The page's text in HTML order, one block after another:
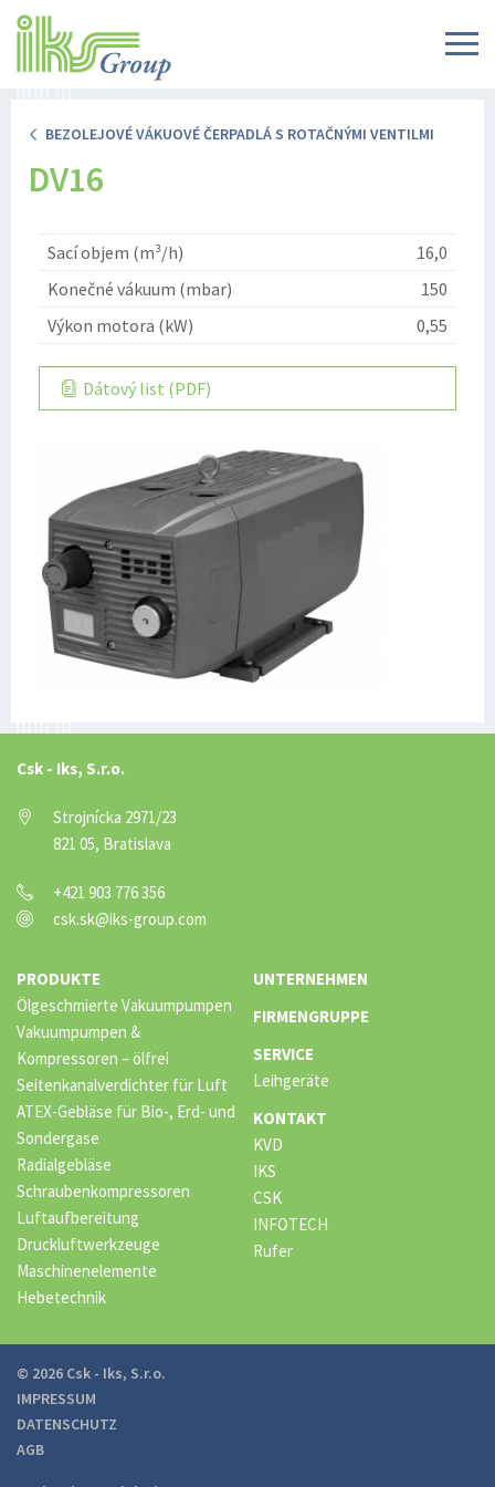
BEZOLEJOVÉ VÁKUOVÉ ČERPADLÁ S ROTAČNÝMI VENTILMI
DV16
Sací objem (m³/h)
16,0
Konečné vákuum (mbar)
150
Výkon motora (kW)
0,55
Dátový list (PDF)
Csk - Iks, S.r.o.
Strojnícka 2971/23
821 05, Bratislava
+421 903 776 356
csk.sk@iks-group.com
PRODUKTE
Ölgeschmierte Vakuumpumpen
Vakuumpumpen &
Kompressoren – ölfrei
Seitenkanalverdichter für Luft
ATEX-Gebläse für Bio-, Erd- und
Sondergase
Radialgebläse
Schraubenkompressoren
Luftaufbereitung
Druckluftwerkzeuge
Maschinenelemente
Hebetechnik
UNTERNEHMEN
FIRMENGRUPPE
SERVICE
Leihgeräte
KONTAKT
KVD
IKS
CSK
INFOTECH
Rufer
© 2026 Csk - Iks, S.r.o.
IMPRESSUM
DATENSCHUTZ
AGB